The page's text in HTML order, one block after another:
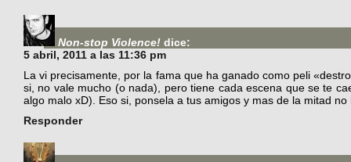
Non-stop Violence! dice:
5 abril, 2011 a las 11:36 pm
La vi precisamente, por la fama que ha ganado como peli
si, no vale mucho (o nada), pero tiene cada escena que se te
algo malo xD). Eso si, ponsela a tus amigos y mas de la mitad
Responder